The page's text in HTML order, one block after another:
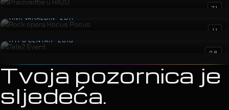
21
Rock opera Hocus Pocus
HNK VARAŽDIN · 2011
11
Tele2 Event
HYPO CENTAR · 2010
08
Tvoja pozornica je
sljedeća.